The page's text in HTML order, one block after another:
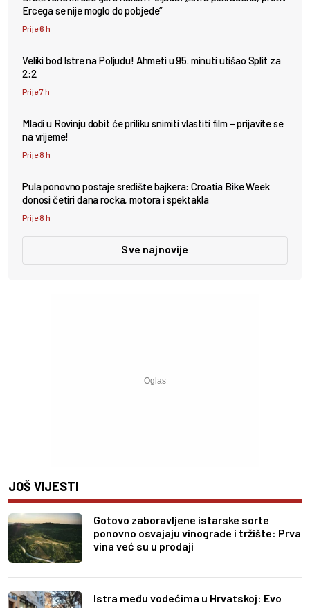
Ercega se nije moglo do pobjede“
Prije 6 h
Veliki bod Istre na Poljudu! Ahmeti u 95. minuti utišao Split za
2:2
Prije 7 h
Mladi u Rovinju dobit će priliku snimiti vlastiti film – prijavite se
na vrijeme!
Prije 8 h
Pula ponovno postaje središte bajkera: Croatia Bike Week
donosi četiri dana rocka, motora i spektakla
Prije 8 h
Sve najnovije
JOŠ VIJESTI
Gotovo zaboravljene istarske sorte
ponovno osvajaju vinograde i tržište: Prva
vina već su u prodaji
Istra među vodećima u Hrvatskoj: Evo